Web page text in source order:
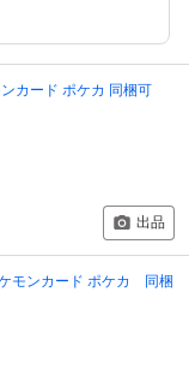
カード ポケカ 同梱可
出品
モンカード ポケカ 同梱